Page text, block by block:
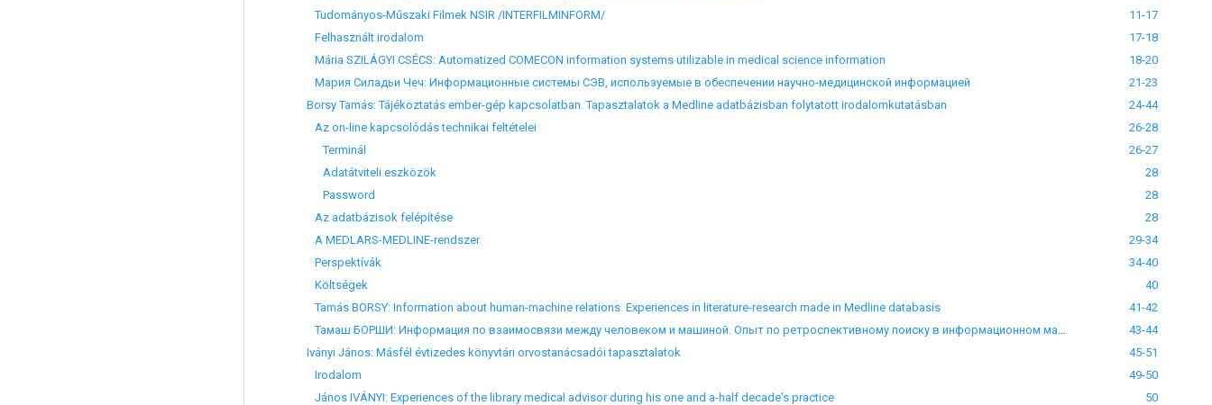
Tudományos-Műszaki Filmek NSIR /INTERFILMINFORM/
11-17
Felhasznált irodalom
17-18
Mária SZILÁGYI CSÉCS: Automatized COMECON information systems utilizable in medical science information
18-20
Мария Силадьи Чеч: Информационные системы СЭВ, используемые в обеспечении научно-медицинской информацией
21-23
Borsy Tamás: Tájékoztatás ember-gép kapcsolatban. Tapasztalatok a Medline adatbázisban folytatott irodalomkutatásban
24-44
Az on-line kapcsolódás technikai feltételei
26-28
Terminál
26-27
Adatátviteli eszközök
28
Password
28
Az adatbázisok felépítése
28
A MEDLARS-MEDLINE-rendszer
29-34
Perspektívák
34-40
Költségek
40
Tamás BORSY: Information about human-machine relations. Experiences in literature-research made in Medline databasis
41-42
43-44
Iványi János: Másfél évtizedes könyvtári orvostanácsadói tapasztalatok
45-51
Irodalom
49-50
János IVÁNYI: Experiences of the library medical advisor during his one and a-half decade's practice
50